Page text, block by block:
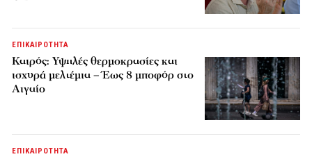
ΕΠΙΚΑΙΡΟΤΗΤΑ
Καιρός: Υψηλές θερμοκρασίες και
ισχυρά μελτέμια – Έως 8 μποφόρ στο
Αιγαίο
ΕΠΙΚΑΙΡΟΤΗΤΑ